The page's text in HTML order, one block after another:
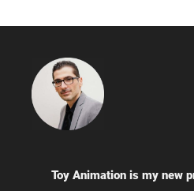
Toy Animation is my new